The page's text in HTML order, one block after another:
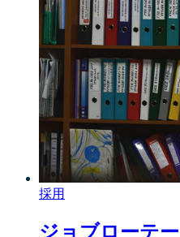
採用
ジョブローテ